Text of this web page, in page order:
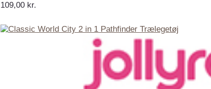
109,00 kr.